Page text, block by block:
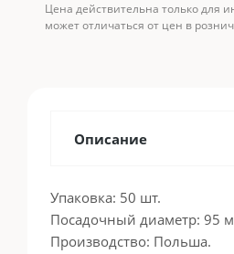
Цена действительна только для
может отличаться от цен в
Описание
Упаковка: 50 шт.
Посадочный диаметр: 95
Производство: Польша.